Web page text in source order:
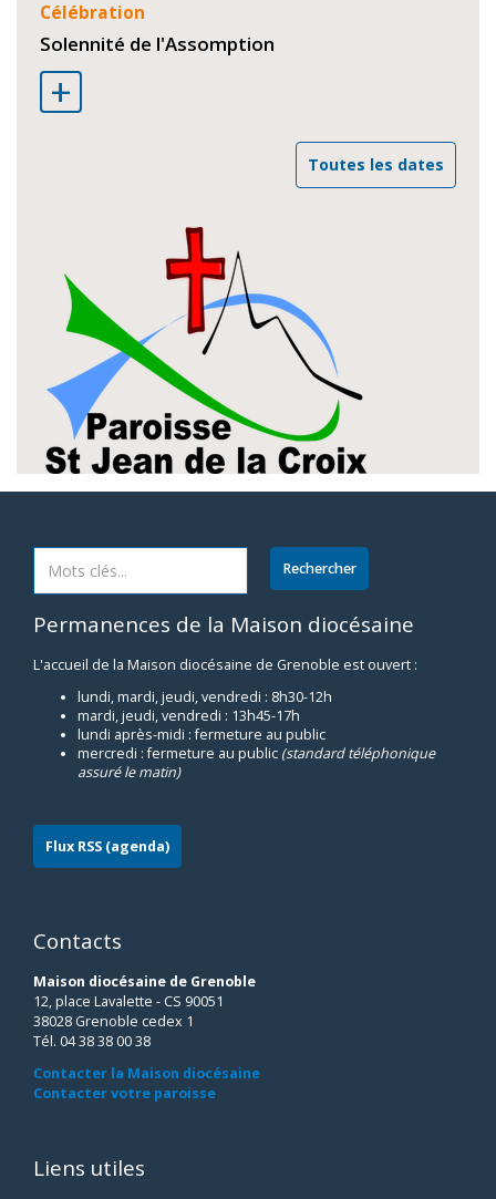
Célébration
Solennité de l'Assomption
+
Toutes les dates
Permanences de la Maison diocésaine
L'accueil de la Maison diocésaine de Grenoble est ouvert :
lundi, mardi, jeudi, vendredi : 8h30-12h
mardi, jeudi, vendredi : 13h45-17h
lundi après-midi : fermeture au public
mercredi : fermeture au public (standard téléphonique
assuré le matin)
Flux RSS (agenda)
Contacts
Maison diocésaine de Grenoble
12, place Lavalette - CS 90051
38028 Grenoble cedex 1
Tél. 04 38 38 00 38
Contacter la Maison diocésaine
Contacter votre paroisse
Liens utiles